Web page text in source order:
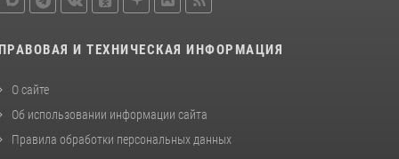
ПРАВОВАЯ И ТЕХНИЧЕСКАЯ ИНФОРМАЦИЯ
О сайте
Об использовании информации сайта
Правила обработки персональных данных